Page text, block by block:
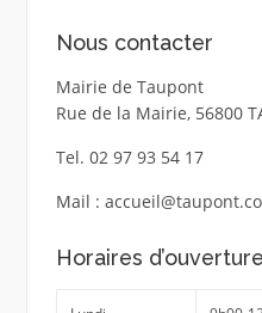
Nous contacter
Mairie de Taupont
Rue de la Mairie, 56800
Tel. 02 97 93 54 17
Mail :
Horaires